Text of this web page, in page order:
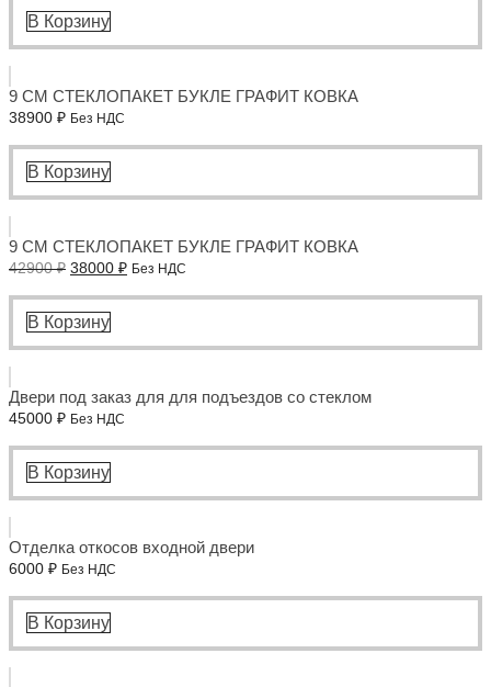
В Корзину
9 СМ СТЕКЛОПАКЕТ БУКЛЕ ГРАФИТ КОВКА
38900 ₽ Без НДС
В Корзину
9 СМ СТЕКЛОПАКЕТ БУКЛЕ ГРАФИТ КОВКА
42900₽ Первоначальная
составляла
42900 ₽.
38000 ₽Текущая
38000 ₽.
Без НДС
В Корзину
Двери под заказ для для подъездов со стеклом
45000 ₽ Без НДС
В Корзину
Отделка откосов входной двери
6000 ₽ Без НДС
В Корзину